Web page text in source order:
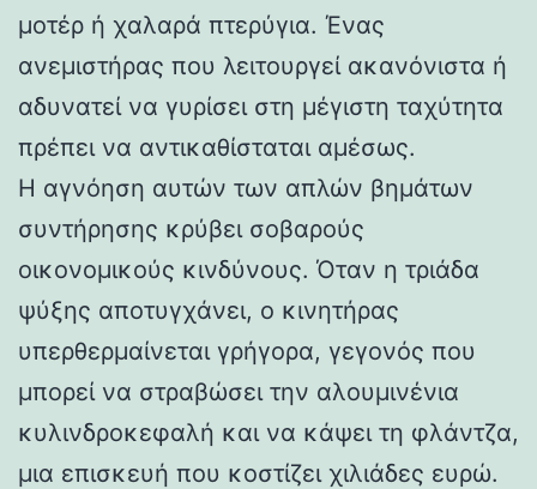
μοτέρ ή χαλαρά πτερύγια. Ένας
ανεμιστήρας που λειτουργεί ακανόνιστα ή
αδυνατεί να γυρίσει στη μέγιστη ταχύτητα
πρέπει να αντικαθίσταται αμέσως.
Η αγνόηση αυτών των απλών βημάτων
συντήρησης κρύβει σοβαρούς
οικονομικούς κινδύνους. Όταν η τριάδα
ψύξης αποτυγχάνει, ο κινητήρας
υπερθερμαίνεται γρήγορα, γεγονός που
μπορεί να στραβώσει την αλουμινένια
κυλινδροκεφαλή και να κάψει τη φλάντζα,
μια επισκευή που κοστίζει χιλιάδες ευρώ.